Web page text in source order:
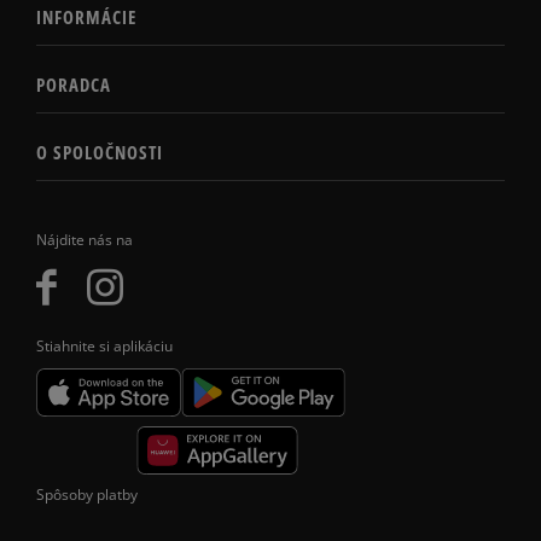
Nájdite nás na
Stiahnite si aplikáciu
INFORMÁCIE
PORADCA
O SPOLOČNOSTI
Spôsoby platby